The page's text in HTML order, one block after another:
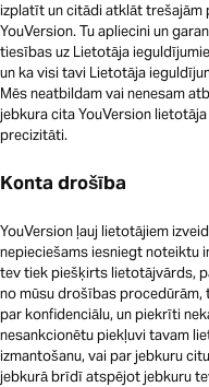
izplatīt un citādi atklāt trešajām
YouVersion. Tu apliecini un
tiesības uz Lietotāja
un ka visi tavi Lietotāja
Mēs neatbildam vai nenesam
jebkura cita YouVersion
precizitāti.
Konta drošība
YouVersion ļauj lietotājiem
nepieciešams iesniegt noteiktu
tev tiek piešķirts lietotājvārds,
no mūsu drošības
par konfidenciālu, un piekrīti
nesankcionētu piekļuvi tavam
izmantošanu, vai par jebkuru
jebkurā brīdī atspējot jebkuru